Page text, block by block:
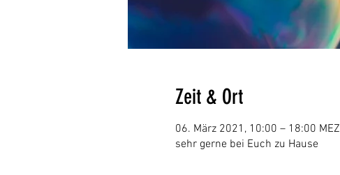
Zeit & Ort
06. März 2021, 10:00 – 18:00 MEZ
sehr gerne bei Euch zu Hause